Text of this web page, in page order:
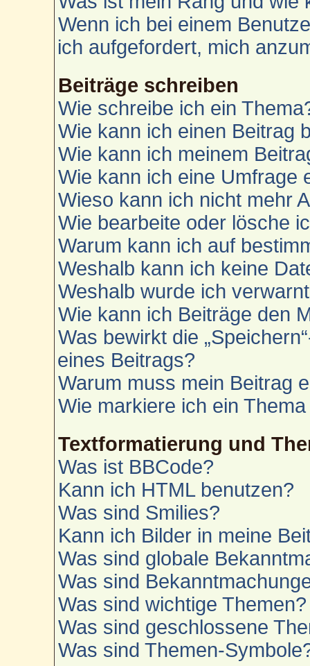
Wenn ich bei einem
ich aufgefordert, mich
Beiträge schreiben
Wie schreibe ich ein
Wie kann ich einen Beitrag
Wie kann ich meinem
Wie kann ich eine Umfrage
Wieso kann ich nicht mehr
Wie bearbeite oder lösche
Warum kann ich auf
Weshalb kann ich keine
Weshalb wurde ich
Wie kann ich Beiträge den
Was bewirkt die
eines Beitrags?
Warum muss mein Beitrag
Wie markiere ich ein
Textformatierung und
Was ist BBCode?
Kann ich HTML benutzen?
Was sind Smilies?
Kann ich Bilder in meine
Was sind globale
Was sind
Was sind wichtige Themen?
Was sind geschlossene
Was sind Themen-